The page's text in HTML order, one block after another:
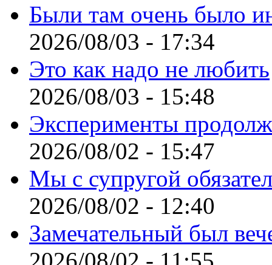
Были там очень было
2026/08/03 - 17:34
Это как надо не любить
2026/08/03 - 15:48
Эксперименты
2026/08/02 - 15:47
Мы с супругой
2026/08/02 - 12:40
Замечательный был